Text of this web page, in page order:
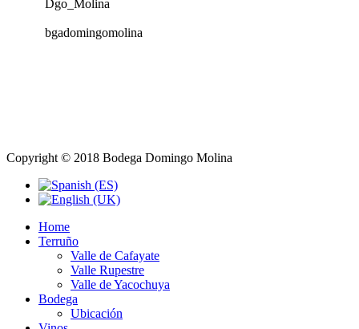
Dgo_Molina
bgadomingomolina
Copyright © 2018 Bodega Domingo Molina
Home
Terruño
Valle de Cafayate
Valle Rupestre
Valle de Yacochuya
Bodega
Ubicación